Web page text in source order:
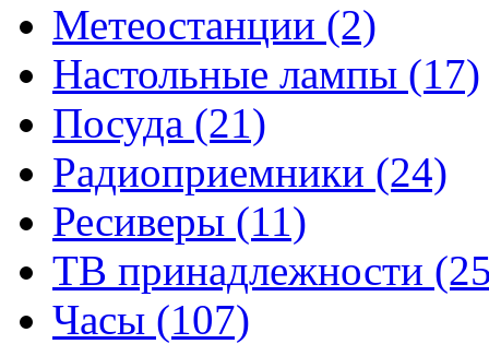
Метеостанции (2)
Настольные лампы (17)
Посуда (21)
Радиоприемники (24)
Ресиверы (11)
ТВ принадлежности
Часы (107)